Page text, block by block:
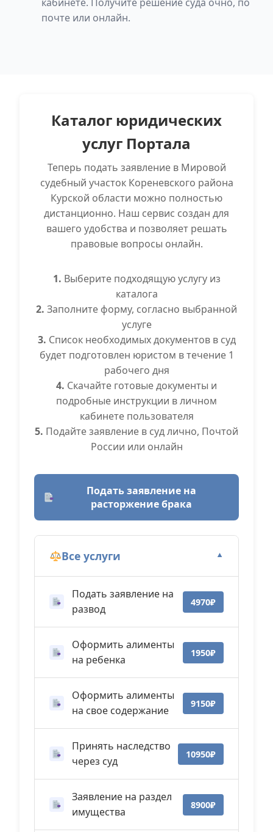
почте или онлайн.
Каталог юридических
услуг Портала
Теперь подать заявление в Мировой
судебный участок Кореневского района
Курской области можно полностью
дистанционно. Наш сервис создан для
вашего удобства и позволяет решать
правовые вопросы онлайн.
1. Выберите подходящую услугу из
каталога
2. Заполните форму, согласно выбранной
услуге
3. Список необходимых документов в суд
будет подготовлен юристом в течение 1
рабочего дня
4. Скачайте готовые документы и
подробные инструкции в личном
кабинете пользователя
5. Подайте заявление в суд лично, Почтой
России или онлайн
Подать заявление на
расторжение брака
Все услуги ▼
Подать заявление на
развод
4970₽
Оформить алименты
на ребенка
1950₽
Оформить алименты
на свое содержание
9150₽
Принять наследство
через суд
10950₽
Заявление на раздел
имущества
8900₽